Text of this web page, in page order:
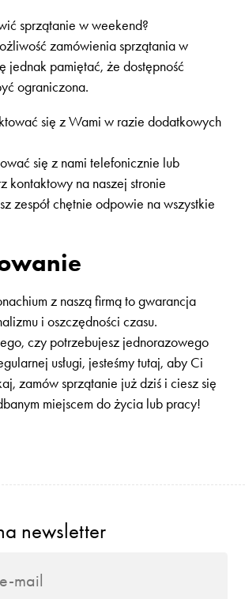
sprzątanie w weekend?
zamówienia sprzątania w
jednak pamiętać, że dostępność
ograniczona.
się z Wami w razie dodatkowych
się z nami telefonicznie lub
kontaktowy na naszej stronie
zespół chętnie odpowie na wszystkie
z naszą firmą to gwarancja
i oszczędności czasu.
czy potrzebujesz jednorazowego
usługi, jesteśmy tutaj, aby Ci
zamów sprzątanie już dziś i ciesz się
miejscem do życia lub pracy!
newsletter